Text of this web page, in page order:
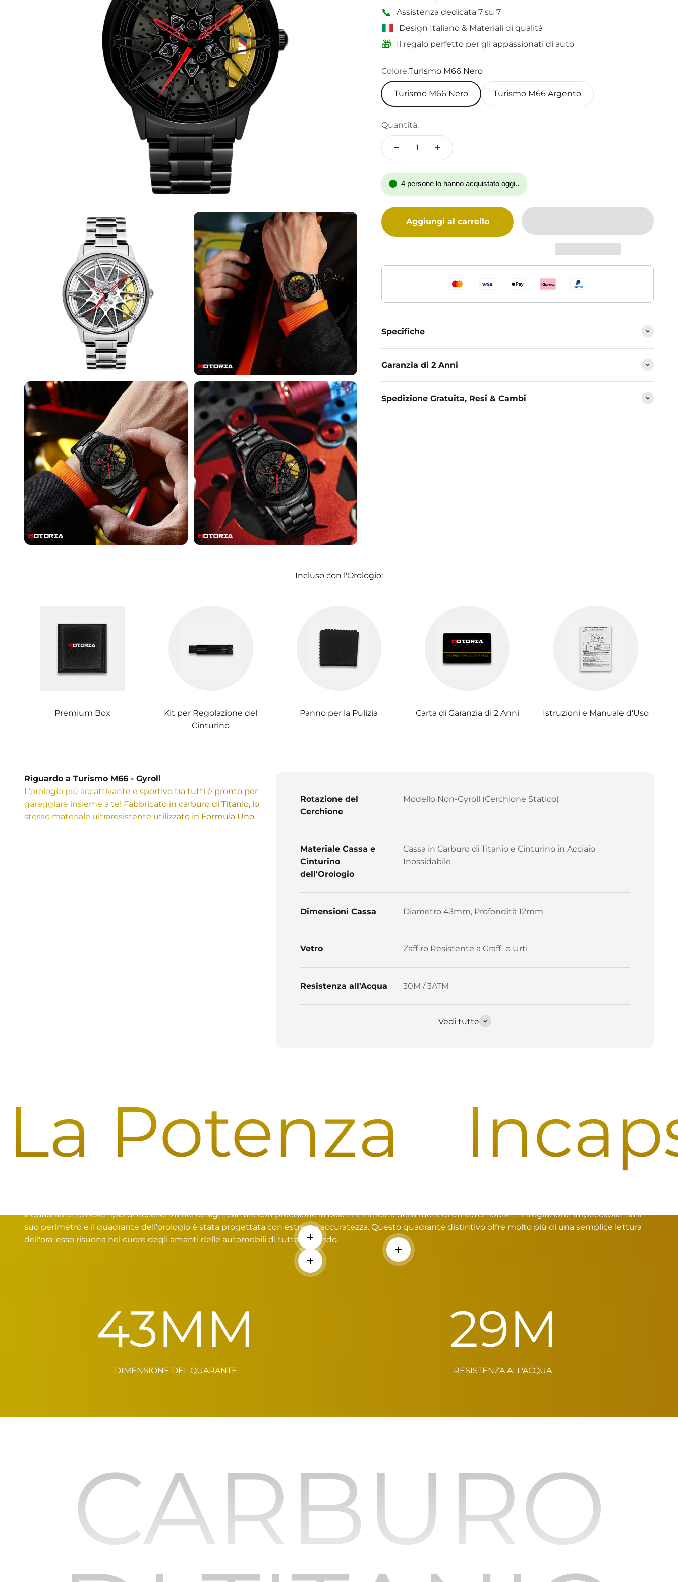
📞
Assistenza dedicata 7 su 7
Design Italiano & Materiali di qualità
🎁 Il regalo perfetto per gli appassionati di auto
Colore:Turismo M66 Nero
Turismo M66 Nero Turismo M66 Argento
Quantità:
4 persone lo hanno acquistato oggi..
Aggiungi al carrello
Specifiche
Garanzia di 2 Anni
Spedizione Gratuita, Resi & Cambi
Incluso con l'Orologio:
Premium Box
Kit per Regolazione del
Cinturino
Panno per la Pulizia Carta di Garanzia di 2 Anni Istruzioni e Manuale d'Uso
Riguardo a Turismo M66 - Gyroll
L'orologio più accattivante e sportivo tra tutti è pronto per
gareggiare insieme a te! Fabbricato in carburo di Titanio, lo
stesso materiale ultraresistente utilizzato in Formula Uno.
Rotazione del
Cerchione
Modello Non-Gyroll (Cerchione Statico)
Materiale Cassa e
Cinturino
dell'Orologio
Cassa in Carburo di Titanio e Cinturino in Acciaio
Inossidabile
Dimensioni Cassa Diametro 43mm, Profondità 12mm
Vetro Zaffiro Resistente a Graffi e Urti
Resistenza all'Acqua 30M / 3ATM
Vedi tutte
Potenza
Il quadrante, un esempio di eccellenza nel design, cattura con precisione la bellezza intricata della ruota di un'automobile. L'integrazione impeccabile tra il
suo perimetro e il quadrante dell'orologio è stata progettata con estrema accuratezza. Questo quadrante distintivo offre molto più di una semplice lettura
dell'ora: esso risuona nel cuore degli amanti delle automobili di tutto il mondo.Per saperne di più
Per saperne di più
Per saperne di più
43MM
DIMENSIONE DEL QUARANTE
30M
RESISTENZA ALL'ACQUA
CARBURO